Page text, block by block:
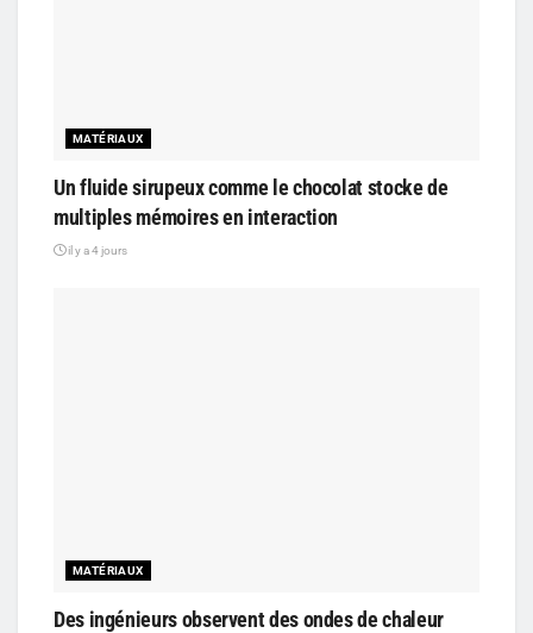
MATÉRIAUX
Un fluide sirupeux comme le chocolat stocke de
multiples mémoires en interaction
il y a 4 jours
MATÉRIAUX
Des ingénieurs observent des ondes de chaleur